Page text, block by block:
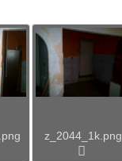
z_2044_1k.png